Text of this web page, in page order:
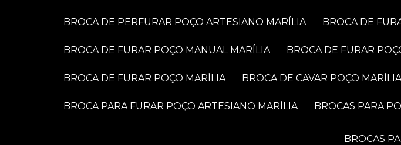
BROCA DE PERFURAR POÇO ARTESIANO MARÍLIA BROCA DE
BROCA DE FURAR POÇO MANUAL MARÍLIA BROCA DE FURAR
BROCA DE FURAR POÇO MARÍLIA BROCA DE CAVAR POÇO MARÍLIA
BROCA PARA FURAR POÇO ARTESIANO MARÍLIA BROCAS PARA
BROCAS